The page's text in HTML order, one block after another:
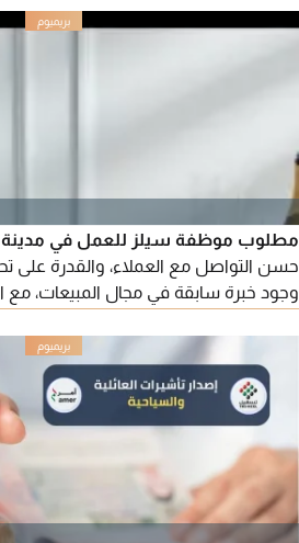
مطلوب موظفة سيلز للعمل في مدينة
حسن التواصل مع العملاء، والقدرة على
وجود خبرة سابقة في مجال المبيعات، مع
العمل. للتقديم يرجى التواصل عبر